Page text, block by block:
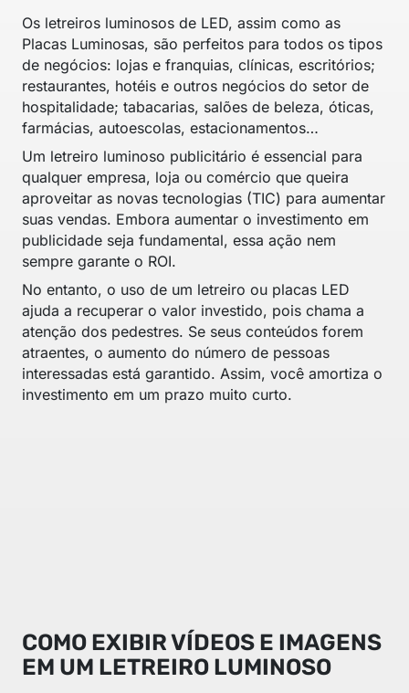
Os letreiros luminosos de LED, assim como as
Placas Luminosas, são perfeitos para todos os tipos
de negócios: lojas e franquias, clínicas, escritórios;
restaurantes, hotéis e outros negócios do setor de
hospitalidade; tabacarias, salões de beleza, óticas,
farmácias, autoescolas, estacionamentos…
Um letreiro luminoso publicitário é essencial para
qualquer empresa, loja ou comércio que queira
aproveitar as novas tecnologias (TIC) para aumentar
suas vendas. Embora aumentar o investimento em
publicidade seja fundamental, essa ação nem
sempre garante o ROI.
No entanto, o uso de um letreiro ou placas LED
ajuda a recuperar o valor investido, pois chama a
atenção dos pedestres. Se seus conteúdos forem
atraentes, o aumento do número de pessoas
interessadas está garantido. Assim, você amortiza o
investimento em um prazo muito curto.
COMO EXIBIR VÍDEOS E IMAGENS
EM UM LETREIRO LUMINOSO